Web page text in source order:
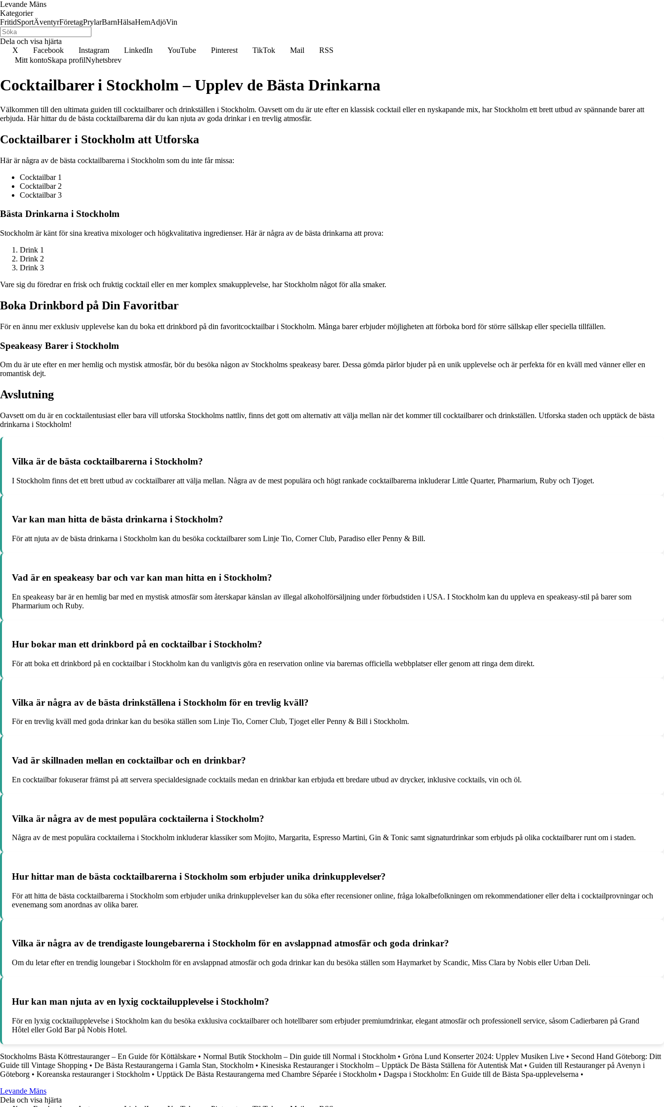
Levande Mäns
Kategorier
FritidSportÄventyrFöretagPrylarBarnHälsaHemAdjöVin
Dela och visa hjärta
X
Facebook Instagram LinkedIn YouTube Pinterest TikTok Mail
RSS
Mitt kontoSkapa profilNyhetsbrev
Cocktailbarer i Stockholm – Upplev de Bästa Drinkarna
Välkommen till den ultimata guiden till cocktailbarer och drinkställen i Stockholm. Oavsett om du är ute efter en klassisk cocktail eller en nyskapande mix, har Stockholm ett brett utbud av spännande barer att
erbjuda. Här hittar du de bästa cocktailbarerna där du kan njuta av goda drinkar i en trevlig atmosfär.
Cocktailbarer i Stockholm att Utforska
Här är några av de bästa cocktailbarerna i Stockholm som du inte får missa:
Cocktailbar 1
Cocktailbar 2
Cocktailbar 3
Bästa Drinkarna i Stockholm
Stockholm är känt för sina kreativa mixologer och högkvalitativa ingredienser. Här är några av de bästa drinkarna att prova:
Drink 1
Drink 2
Drink 3
Vare sig du föredrar en frisk och fruktig cocktail eller en mer komplex smakupplevelse, har Stockholm något för alla smaker.
Boka Drinkbord på Din Favoritbar
För en ännu mer exklusiv upplevelse kan du boka ett drinkbord på din favoritcocktailbar i Stockholm. Många barer erbjuder möjligheten att förboka bord för större sällskap eller speciella tillfällen.
Speakeasy Barer i Stockholm
Om du är ute efter en mer hemlig och mystisk atmosfär, bör du besöka någon av Stockholms speakeasy barer. Dessa gömda pärlor bjuder på en unik upplevelse och är perfekta för en kväll med vänner eller en
romantisk dejt.
Avslutning
Oavsett om du är en cocktailentusiast eller bara vill utforska Stockholms nattliv, finns det gott om alternativ att välja mellan när det kommer till cocktailbarer och drinkställen. Utforska staden och upptäck de bästa
drinkarna i Stockholm!
Vilka är de bästa cocktailbarerna i Stockholm?
I Stockholm finns det ett brett utbud av cocktailbarer att välja mellan. Några av de mest populära och högt rankade cocktailbarerna inkluderar Little Quarter, Pharmarium, Ruby och Tjoget.
Var kan man hitta de bästa drinkarna i Stockholm?
För att njuta av de bästa drinkarna i Stockholm kan du besöka cocktailbarer som Linje Tio, Corner Club, Paradiso eller Penny & Bill.
Vad är en speakeasy bar och var kan man hitta en i Stockholm?
En speakeasy bar är en hemlig bar med en mystisk atmosfär som återskapar känslan av illegal alkoholförsäljning under förbudstiden i USA. I Stockholm kan du uppleva en speakeasy-stil på barer som
Pharmarium och Ruby.
Hur bokar man ett drinkbord på en cocktailbar i Stockholm?
För att boka ett drinkbord på en cocktailbar i Stockholm kan du vanligtvis göra en reservation online via barernas officiella webbplatser eller genom att ringa dem direkt.
Vilka är några av de bästa drinkställena i Stockholm för en trevlig kväll?
För en trevlig kväll med goda drinkar kan du besöka ställen som Linje Tio, Corner Club, Tjoget eller Penny & Bill i Stockholm.
Vad är skillnaden mellan en cocktailbar och en drinkbar?
En cocktailbar fokuserar främst på att servera specialdesignade cocktails medan en drinkbar kan erbjuda ett bredare utbud av drycker, inklusive cocktails, vin och öl.
Vilka är några av de mest populära cocktailerna i Stockholm?
Några av de mest populära cocktailerna i Stockholm inkluderar klassiker som Mojito, Margarita, Espresso Martini, Gin & Tonic samt signaturdrinkar som erbjuds på olika cocktailbarer runt om i staden.
Hur hittar man de bästa cocktailbarerna i Stockholm som erbjuder unika drinkupplevelser?
För att hitta de bästa cocktailbarerna i Stockholm som erbjuder unika drinkupplevelser kan du söka efter recensioner online, fråga lokalbefolkningen om rekommendationer eller delta i cocktailprovningar och
evenemang som anordnas av olika barer.
Vilka är några av de trendigaste loungebarerna i Stockholm för en avslappnad atmosfär och goda drinkar?
Om du letar efter en trendig loungebar i Stockholm för en avslappnad atmosfär och goda drinkar kan du besöka ställen som Haymarket by Scandic, Miss Clara by Nobis eller Urban Deli.
Hur kan man njuta av en lyxig cocktailupplevelse i Stockholm?
För en lyxig cocktailupplevelse i Stockholm kan du besöka exklusiva cocktailbarer och hotellbarer som erbjuder premiumdrinkar, elegant atmosfär och professionell service, såsom Cadierbaren på Grand
Hôtel eller Gold Bar på Nobis Hotel.
Stockholms Bästa Köttrestauranger – En Guide för Köttälskare • Normal Butik Stockholm – Din guide till Normal i Stockholm • Gröna Lund Konserter 2024: Upplev Musiken Live • Second Hand Göteborg: Ditt
Guide till Vintage Shopping • De Bästa Restaurangerna i Gamla Stan, Stockholm • Kinesiska Restauranger i Stockholm – Upptäck De Bästa Ställena för Autentisk Mat • Guiden till Restauranger på Avenyn i
Göteborg • Koreanska restauranger i Stockholm • Upptäck De Bästa Restaurangerna med Chambre Séparée i Stockholm • Dagspa i Stockholm: En Guide till de Bästa Spa-upplevelserna •
Levande Mäns
Dela och visa hjärta